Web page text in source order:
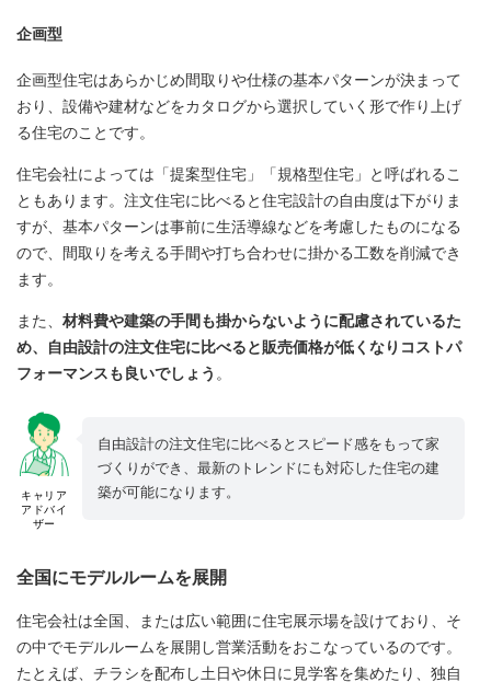
企画型
企画型住宅はあらかじめ間取りや仕様の基本パターンが決まって
おり、設備や建材などをカタログから選択していく形で作り上げ
る住宅のことです。
住宅会社によっては「提案型住宅」「規格型住宅」と呼ばれるこ
ともあります。注文住宅に比べると住宅設計の自由度は下がりま
すが、基本パターンは事前に生活導線などを考慮したものになる
ので、間取りを考える手間や打ち合わせに掛かる工数を削減でき
ます。
また、 材料費や建築の手間も掛からないように配慮されているた
め、自由設計の注文住宅に比べると販売価格が低くなりコストパ
フォーマンスも良いでしょう 。
キャリア
アドバイ
ザー
自由設計の注文住宅に比べるとスピード感をもって家
づくりができ、最新のトレンドにも対応した住宅の建
築が可能になります。
全国にモデルルームを展開
住宅会社は全国、または広い範囲に住宅展示場を設けており、そ
の中でモデルルームを展開し営業活動をおこなっているのです。
たとえば、チラシを配布し土日や休日に見学客を集めたり、独自